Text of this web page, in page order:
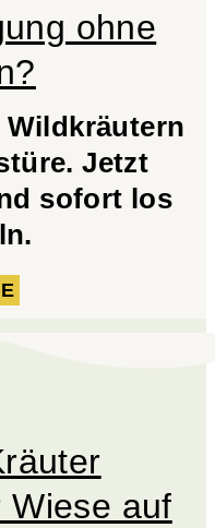
ohne
Jetzt
sofort los
Wiese auf